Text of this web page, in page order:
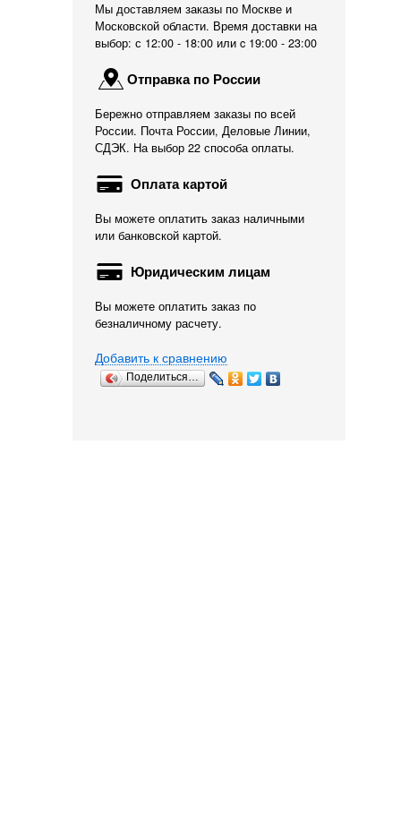
Мы доставляем заказы по Москве и
Московской области. Время доставки на
выбор: с 12:00 - 18:00 или c 19:00 - 23:00
Отправка по России
Бережно отправляем заказы по всей
России. Почта России, Деловые Линии,
СДЭК. На выбор 22 способа оплаты.
Оплата картой
Вы можете оплатить заказ наличными
или банковской картой.
Юридическим лицам
Вы можете оплатить заказ по
безналичному расчету.
Добавить к сравнению
Поделиться…